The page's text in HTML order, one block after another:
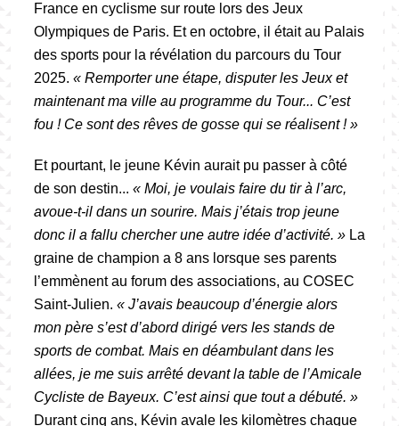
France en cyclisme sur route lors des Jeux
Olympiques de Paris. Et en octobre, il était au Palais
des sports pour la révélation du parcours du Tour
2025. « Remporter une étape, disputer les Jeux et
maintenant ma ville au programme du Tour... C’est
fou ! Ce sont des rêves de gosse qui se réalisent ! »
Et pourtant, le jeune Kévin aurait pu passer à côté
de son destin... « Moi, je voulais faire du tir à l’arc,
avoue-t-il dans un sourire. Mais j’étais trop jeune
donc il a fallu chercher une autre idée d’activité. » La
graine de champion a 8 ans lorsque ses parents
l’emmènent au forum des associations, au COSEC
Saint-Julien. « J’avais beaucoup d’énergie alors
mon père s’est d’abord dirigé vers les stands de
sports de combat. Mais en déambulant dans les
allées, je me suis arrêté devant la table de l’Amicale
Cycliste de Bayeux. C’est ainsi que tout a débuté. »
Durant cinq ans, Kévin avale les kilomètres chaque